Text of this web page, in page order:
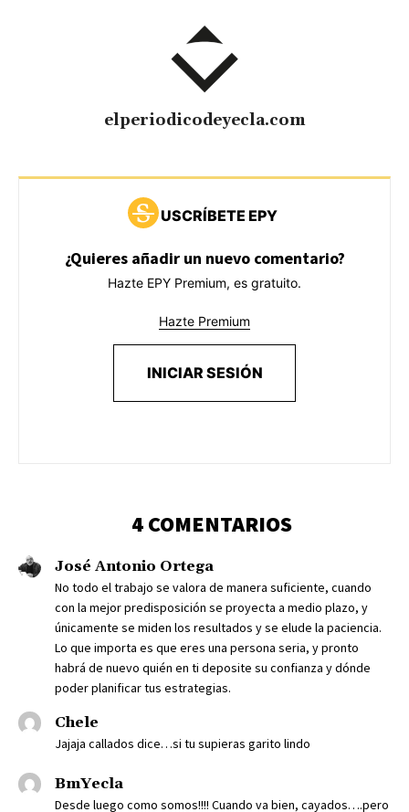
elperiodicodeyecla.com
USCRÍBETE EPY
¿Quieres añadir un nuevo comentario?
Hazte EPY Premium, es gratuito.
Hazte Premium
INICIAR SESIÓN
4 COMENTARIOS
José Antonio Ortega
No todo el trabajo se valora de manera suficiente, cuando
con la mejor predisposición se proyecta a medio plazo, y
únicamente se miden los resultados y se elude la paciencia.
Lo que importa es que eres una persona seria, y pronto
habrá de nuevo quién en ti deposite su confianza y dónde
poder planificar tus estrategias.
Chele
Jajaja callados dice…si tu supieras garito lindo
BmYecla
Desde luego como somos!!!! Cuando va bien, cayados….pero